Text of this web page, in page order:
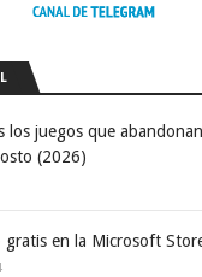
los juegos que
(2026)
gratis en la Microsoft